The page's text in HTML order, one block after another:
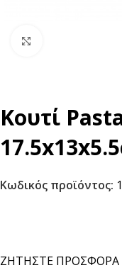
Κουτί
Κωδικός προϊόντος:
ΖΗΤΗΣΤΕ ΠΡΟΣΦΟΡΑ